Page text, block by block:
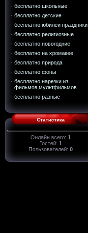
бесплатно школьные
бесплатно детские
бесплатно юбилеи праздники
бесплатно религиозные
бесплатно новогодние
бесплатно на хромакее
бесплатно природа
бесплатно фоны
бесплатно нарезки из
фильмов,мультфильмов
бесплатно разные
Статистика
Онлайн всего: 1
Гостей: 1
Пользователей: 0